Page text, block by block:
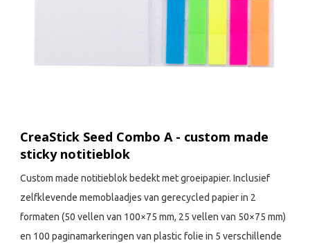
CreaStick Seed Combo A - custom made
sticky notitieblok
Custom made notitieblok bedekt met groeipapier. Inclusief
zelfklevende memoblaadjes van gerecycled papier in 2
formaten (50 vellen van 100×75 mm, 25 vellen van 50×75 mm)
en 100 paginamarkeringen van plastic folie in 5 verschillende